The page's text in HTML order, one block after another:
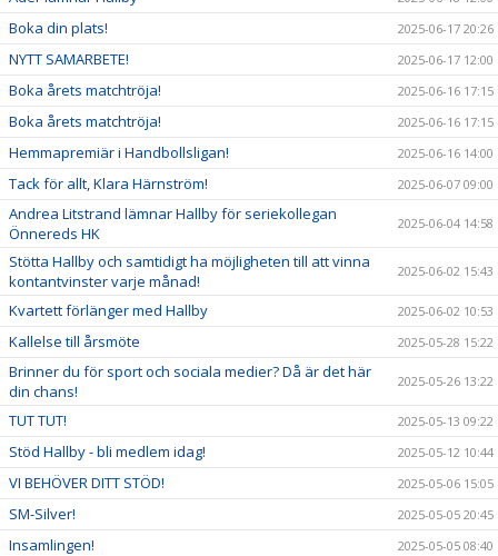
Boka din plats! 2025-06-17 20:26
NYTT SAMARBETE! 2025-06-17 12:00
Boka årets matchtröja! 2025-06-16 17:15
Boka årets matchtröja! 2025-06-16 17:15
Hemmapremiär i Handbollsligan! 2025-06-16 14:00
Tack för allt, Klara Härnström! 2025-06-07 09:00
Andrea Litstrand lämnar Hallby för seriekollegan
Önnereds HK
2025-06-04 14:58
Stötta Hallby och samtidigt ha möjligheten till att vinna
kontantvinster varje månad!
2025-06-02 15:43
Kvartett förlänger med Hallby 2025-06-02 10:53
Kallelse till årsmöte 2025-05-28 15:22
Brinner du för sport och sociala medier? Då är det här
din chans!
2025-05-26 13:22
TUT TUT! 2025-05-13 09:22
Stöd Hallby - bli medlem idag! 2025-05-12 10:44
VI BEHÖVER DITT STÖD! 2025-05-06 15:05
SM-Silver! 2025-05-05 20:45
Insamlingen! 2025-05-05 08:40